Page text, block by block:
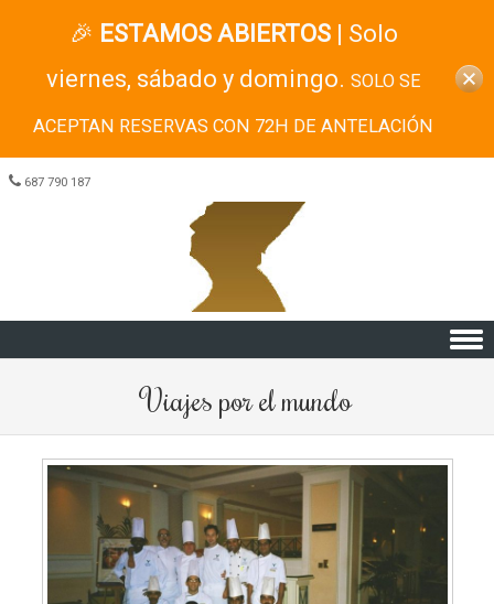
687 790 187
Viajes por el mundo
🎉 ESTAMOS ABIERTOS| Solo
viernes, sábado y domingo. SOLO SE
ACEPTAN RESERVAS CON 72H DE ANTELACIÓN